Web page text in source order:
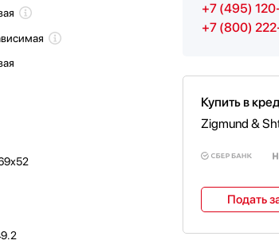
+7 (495)
+7 (800)
Купить в
Zigmund &
Подать